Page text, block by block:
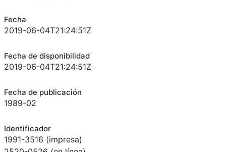
Fecha
2019-06-04T21:24:51Z
Fecha de disponibilidad
2019-06-04T21:24:51Z
Fecha de publicación
1989-02
Identificador
1991-3516 (impresa)